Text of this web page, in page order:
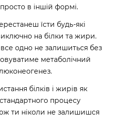
в іншій формі.
їсти будь-які
на білки та жири.
все одно не залишиться без
метаболічний
.
білків і жирів як
процесу
ти ніколи не залишишся